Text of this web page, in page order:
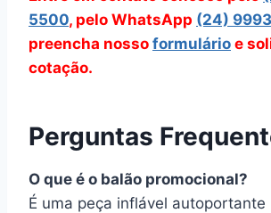
5500, pelo WhatsApp (24)
preencha nosso formulário e
cotação.
Perguntas
O que é o balão promocional?
É uma peça inflável autoportante